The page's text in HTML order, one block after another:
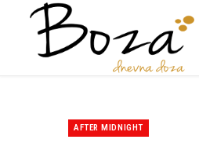
AFTER MIDNIGHT